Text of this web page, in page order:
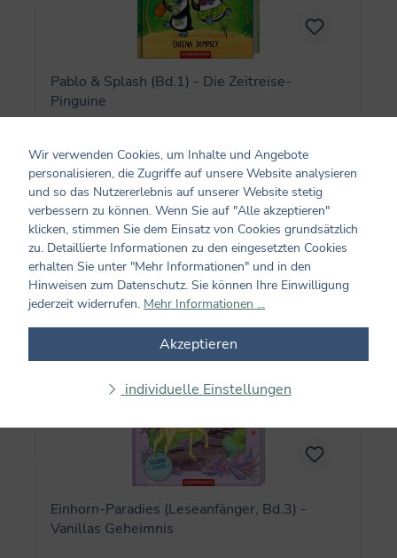
Pablo & Splash (Bd.1) - Die Zeitreise-
Pinguine
14,00 €*
In den Warenkorb
Einhorn-Paradies (Leseanfänger, Bd.3) -
Vanillas Geheimnis
Wir verwenden Cookies, um Inhalte und Angebote
personalisieren, die Zugriffe auf unsere Website analysieren
und so das Nutzererlebnis auf unserer Website stetig
verbessern zu können. Wenn Sie auf "Alle akzeptieren"
klicken, stimmen Sie dem Einsatz von Cookies grundsätzlich
zu. Detaillierte Informationen zu den eingesetzten Cookies
erhalten Sie unter "Mehr Informationen" und in den
Hinweisen zum Datenschutz. Sie können Ihre Einwilligung
jederzeit widerrufen. Mehr Informationen ...
Akzeptieren
individuelle Einstellungen